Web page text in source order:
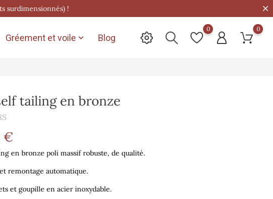
surdimensionnés) !
Gréement et voile  Blog
0 0
tailing en bronze
€
en bronze poli massif robuste, de qualité.
remontage automatique.
et goupille en acier inoxydable.